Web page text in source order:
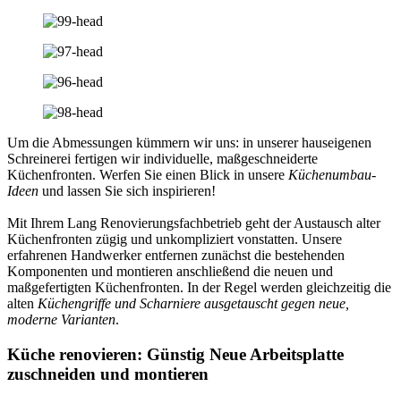
Um die Abmessungen kümmern wir uns: in unserer hauseigenen
Schreinerei fertigen wir individuelle, maßgeschneiderte
Küchenfronten. Werfen Sie einen Blick in unsere Küchenumbau-
Ideen und lassen Sie sich inspirieren!
Mit Ihrem Lang Renovierungsfachbetrieb geht der Austausch alter
Küchenfronten zügig und unkompliziert vonstatten. Unsere
erfahrenen Handwerker entfernen zunächst die bestehenden
Komponenten und montieren anschließend die neuen und
maßgefertigten Küchenfronten. In der Regel werden gleichzeitig die
alten Küchengriffe und Scharniere ausgetauscht gegen neue,
moderne Varianten.
Küche renovieren: Günstig Neue Arbeitsplatte
zuschneiden und montieren